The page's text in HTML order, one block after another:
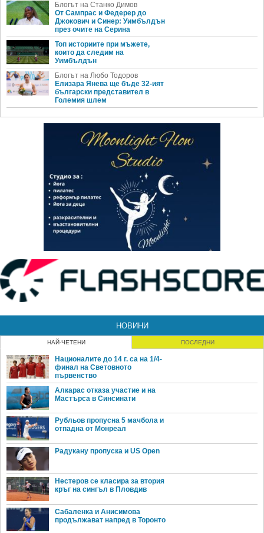
Блогът на Станко Димов
От Сампрас и Федерер до
Джокович и Синер: Уимбълдън
през очите на Серина
Топ историите при мъжете,
които да следим на
Уимбълдън
Блогът на Любо Тодоров
Елизара Янева ще бъде 32-ият
български представител в
Големия шлем
НОВИНИ
НАЙ-ЧЕТЕНИ ПОСЛЕДНИ
Националите до 14 г. са на 1/4-
финал на Световното
първенство
Алкарас отказа участие и на
Мастърса в Синсинати
Рубльов пропусна 5 мачбола и
отпадна от Монреал
Радукану пропуска и US Open
Нестеров се класира за втория
кръг на сингъл в Пловдив
Сабаленка и Анисимова
продължават напред в Торонто